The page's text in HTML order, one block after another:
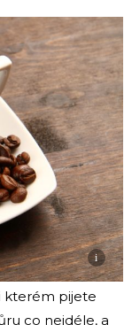
i
kterém pijete
co nejdéle, a